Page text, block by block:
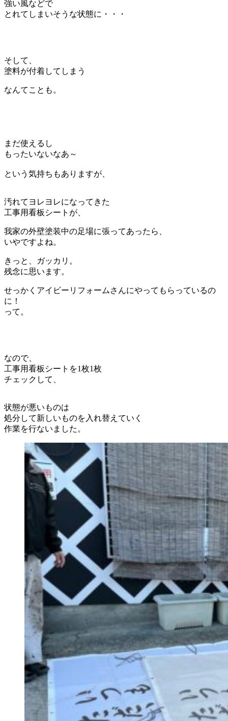
強い風などで
とれてしまいそうな状態に・・・
そして、
塗料が付着してしまう
なんてことも。
まだ使えるし
もったいないなあ～
という気持ちもありますが、
汚れてヨレヨレになってきた
工事用看板シートが、
我家の外壁塗装中の足場に張ってあったら、
いやですよね。
きっと、ガッカリ。
残念に思います。
せっかくアイビーリフォームさんにやってもらっているの
に！
って。
なので、
工事用看板シートを1枚1枚
チェックして、
状態が悪いものは
処分して新しいものを入れ替えていく
作業を行ないました。